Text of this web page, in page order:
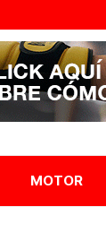
MOTOR